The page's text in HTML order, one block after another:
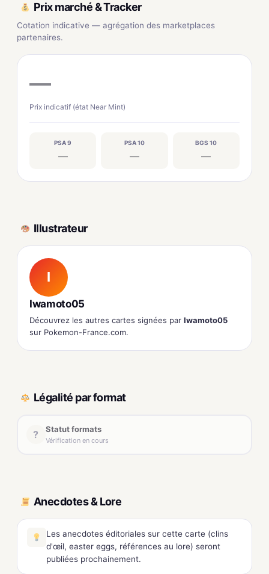
Prix marché & Tracker
Cotation indicative — agrégation des marketplaces
partenaires.
—
Prix indicatif (état Near Mint)
PSA 9
—
PSA 10
—
BGS 10
—
Illustrateur
I
Iwamoto05
Découvrez les autres cartes signées par Iwamoto05
sur Pokemon-France.com.
Légalité par format
? Statut formats
Vérification en cours
Anecdotes & Lore
Les anecdotes éditoriales sur cette carte (clins
d'œil, easter eggs, références au lore) seront
publiées prochainement.